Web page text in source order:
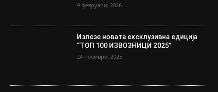
9 февруари, 2026
Излезе новата ексклузивна едиција
“ТОП 100 ИЗВОЗНИЦИ 2025”
24 ноември, 2025